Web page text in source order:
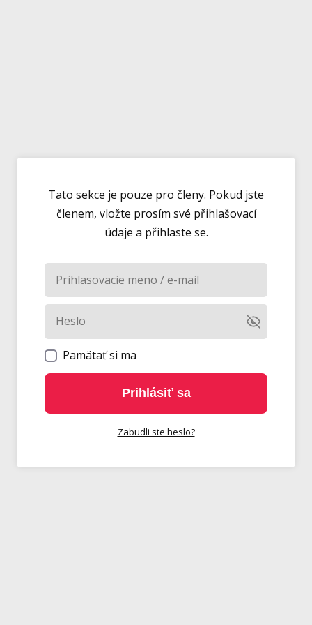
Tato sekce je pouze pro členy. Pokud jste
členem, vložte prosím své přihlašovací
údaje a přihlaste se.
Pamätať si ma
Prihlásiť sa
Zabudli ste heslo?